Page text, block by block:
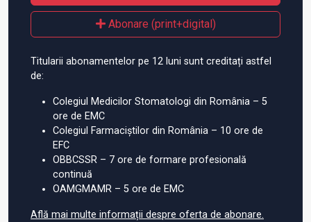
Abonare (print+digital)
Titularii abonamentelor pe 12 luni sunt creditați astfel
de:
Colegiul Medicilor Stomatologi din România – 5
ore de EMC
Colegiul Farmaciștilor din România – 10 ore de
EFC
OBBCSSR – 7 ore de formare profesională
continuă
OAMGMAMR – 5 ore de EMC
Află mai multe informații despre oferta de abonare.